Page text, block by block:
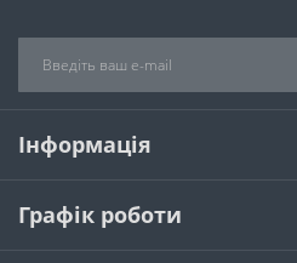
Інформація
Графік роботи